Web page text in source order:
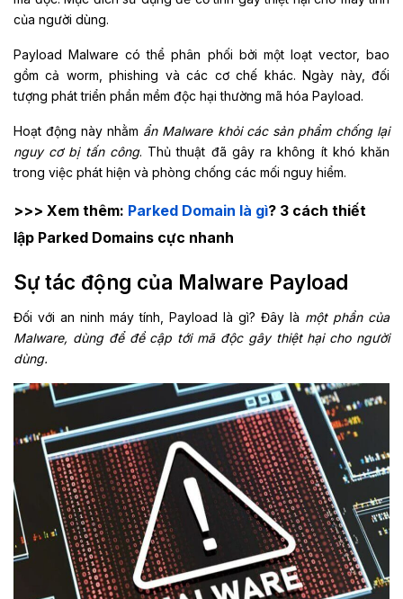
của người dùng.
Payload Malware có thể phân phối bởi một loạt vector, bao
gồm cả worm, phishing và các cơ chế khác. Ngày này, đối
tượng phát triển phần mềm độc hại thường mã hóa Payload.
Hoạt động này nhằm ẩn Malware khỏi các sản phẩm chống lại
nguy cơ bị tấn công. Thủ thuật đã gây ra không ít khó khăn
trong việc phát hiện và phòng chống các mối nguy hiểm.
>>> Xem thêm: Parked Domain là gì? 3 cách thiết
lập Parked Domains cực nhanh
Sự tác động của Malware Payload
Đối với an ninh máy tính, Payload là gì? Đây là một phần của
Malware, dùng để đề cập tới mã độc gây thiệt hại cho người
dùng.